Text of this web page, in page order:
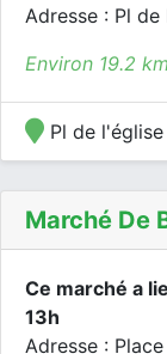
Adresse : Pl de
Environ 19.2 km
Pl de
Marché De
Ce marché a
13h
Adresse :